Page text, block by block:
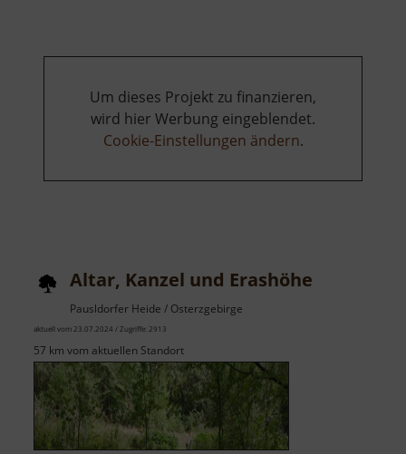
Um dieses Projekt zu finanzieren,
wird hier Werbung eingeblendet.
Cookie-Einstellungen ändern.
Altar, Kanzel und Erashöhe
Pausldorfer Heide / Osterzgebirge
aktuell vom 23.07.2024 / Zugriffe: 2913
57 km vom aktuellen Standort